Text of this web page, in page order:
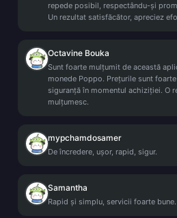
repede posibil, respectându-și
Un rezultat satisfăcător, apreciez
Octavine Bouka
Sunt foarte mulțumit de această
monede Poppo. Prețurile sunt
siguranță în momentul achiziției. O
mulțumesc.
mypchamdosamer
De încredere, ușor, rapid, sigur.
Samantha
Rapid și simplu, servicii foarte bune.